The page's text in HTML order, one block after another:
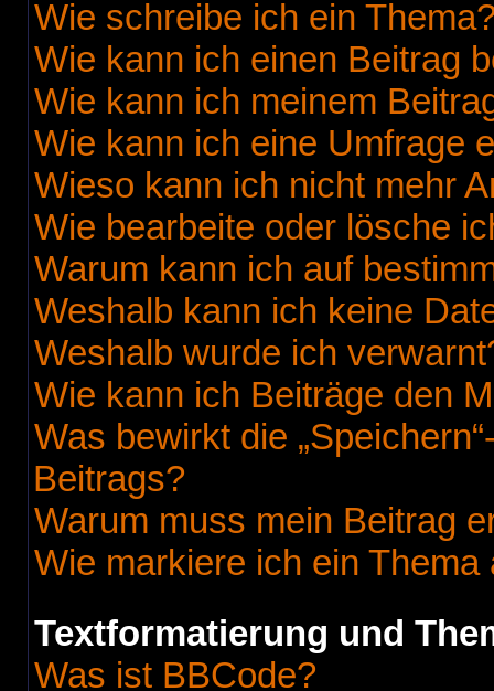
Wie schreibe ich ein
Wie kann ich einen Beitrag
Wie kann ich meinem
Wie kann ich eine Umfrage
Wieso kann ich nicht mehr
Wie bearbeite oder lösche
Warum kann ich auf
Weshalb kann ich keine
Weshalb wurde ich
Wie kann ich Beiträge den
Was bewirkt die
Beitrags?
Warum muss mein Beitrag
Wie markiere ich ein Thema
Textformatierung und
Was ist BBCode?